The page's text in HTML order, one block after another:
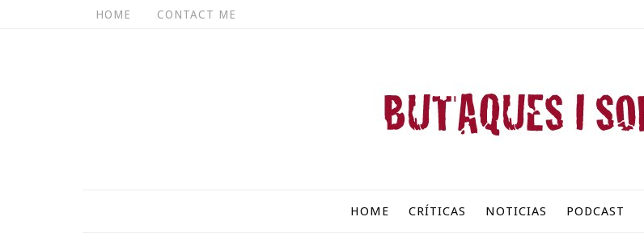
HOME CONTACT ME
HOME CRÍTICAS NOTICIAS PODCAST